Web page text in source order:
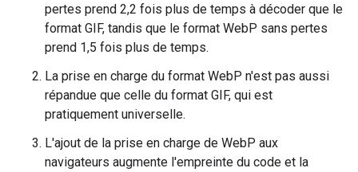
pertes prend 2,2 fois plus de temps à décoder que le
format GIF, tandis que le format WebP sans pertes
prend 1,5 fois plus de temps.
La prise en charge du format WebP n'est pas aussi
répandue que celle du format GIF, qui est
pratiquement universelle.
L'ajout de la prise en charge de WebP aux
navigateurs augmente l'empreinte du code et la